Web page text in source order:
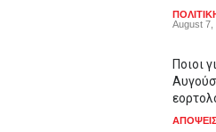
August 7,
Ποιοι
ΑΠΟΨΕΙΣ